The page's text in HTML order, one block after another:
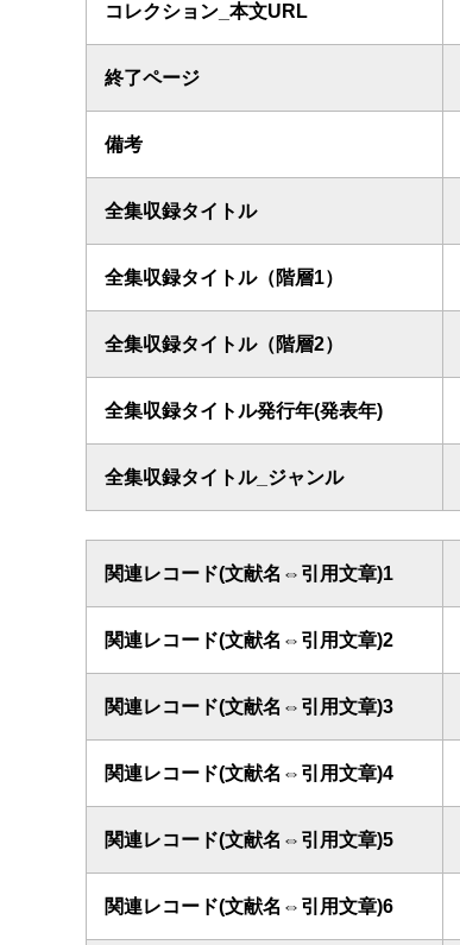
コレクション_本文URL
終了ページ
備考
全集収録タイトル
全集収録タイトル（階層1）
全集収録タイトル（階層2）
全集収録タイトル発行年(発表年)
全集収録タイトル_ジャンル
関連レコード(文献名⇔引用文章)1
関連レコード(文献名⇔引用文章)2
関連レコード(文献名⇔引用文章)3
関連レコード(文献名⇔引用文章)4
関連レコード(文献名⇔引用文章)5
関連レコード(文献名⇔引用文章)6